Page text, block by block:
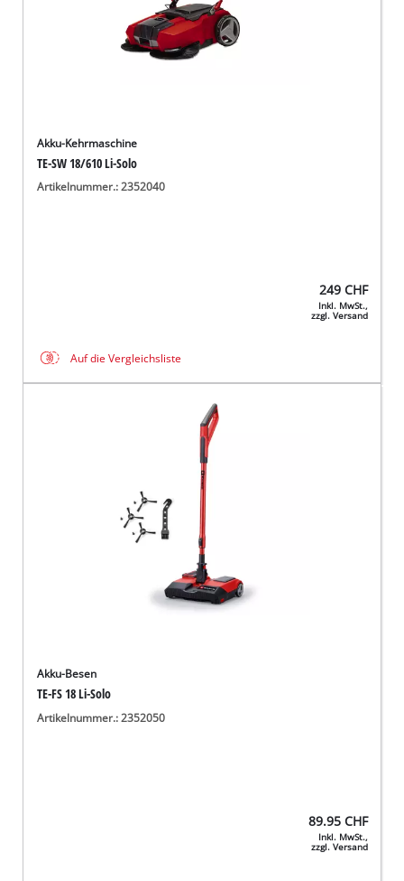
Akku-Kehrmaschine
TE-SW 18/610 Li-Solo
Artikelnummer.: 2352040
249 CHF
Inkl. MwSt.,
zzgl. Versand
Auf die Vergleichsliste
Akku-Besen
TE-FS 18 Li-Solo
Artikelnummer.: 2352050
89.95 CHF
Inkl. MwSt.,
zzgl. Versand